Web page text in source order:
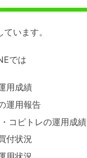
います。
では
用成績
運用報告
コピトレの運用成績
付状況